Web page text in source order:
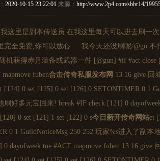
2020-10-15 23:22:01 来源： http://www.2p4.com/sbbr14/
我这里是副本传送员 在我这里每天可以进去刷一
完全免费,你可以放心 我今天还没刷呢/@go 不
机获得赤月装备或武器一件 [@gun] #if #act close
fuben合击传奇私服发布网 13 16 give 回
[124] 0 set [125] 0 set [126] 0 SETONTIMER 0 1
好多元宝回来! break #IF check [121] 0
0 set [121] 1 set [122] 0 s今日 新开传奇 网站et
0 1 GuildNoticeMsg 250 252 玩家%s进入了副本
0 dayofweek tue #ACT mapmove fuben 13 16 give